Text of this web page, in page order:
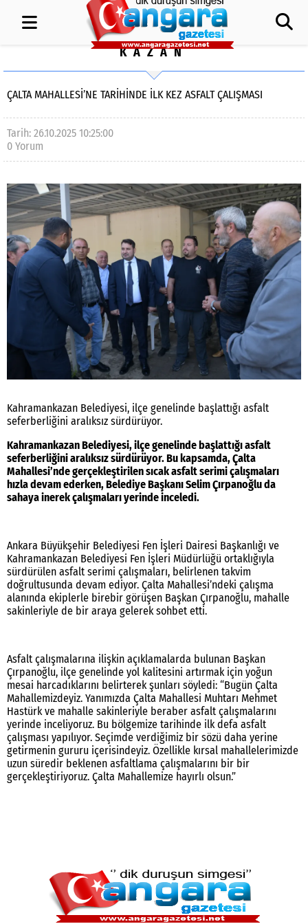
KAZAN
ÇALTA MAHALLESİ’NE TARİHİNDE İLK KEZ ASFALT ÇALIŞMASI
Tarih: 26.10.2025 10:25:00
0 Yorum
Kahramankazan Belediyesi, ilçe genelinde başlattığı asfalt
seferberliğini aralıksız sürdürüyor.
Kahramankazan Belediyesi, ilçe genelinde başlattığı asfalt
seferberliğini aralıksız sürdürüyor. Bu kapsamda, Çalta
Mahallesi’nde gerçekleştirilen sıcak asfalt serimi çalışmaları
hızla devam ederken, Belediye Başkanı Selim Çırpanoğlu da
sahaya inerek çalışmaları yerinde inceledi.
Ankara Büyükşehir Belediyesi Fen İşleri Dairesi Başkanlığı ve
Kahramankazan Belediyesi Fen İşleri Müdürlüğü ortaklığıyla
sürdürülen asfalt serimi çalışmaları, belirlenen takvim
doğrultusunda devam ediyor. Çalta Mahallesi’ndeki çalışma
alanında ekiplerle birebir görüşen Başkan Çırpanoğlu, mahalle
sakinleriyle de bir araya gelerek sohbet etti.
Asfalt çalışmalarına ilişkin açıklamalarda bulunan Başkan
Çırpanoğlu, ilçe genelinde yol kalitesini artırmak için yoğun
mesai harcadıklarını belirterek şunları söyledi: “Bugün Çalta
Mahallemizdeyiz. Yanımızda Çalta Mahallesi Muhtarı Mehmet
Hastürk ve mahalle sakinleriyle beraber asfalt çalışmalarını
yerinde inceliyoruz. Bu bölgemize tarihinde ilk defa asfalt
çalışması yapılıyor. Seçimde verdiğimiz bir sözü daha yerine
getirmenin gururu içerisindeyiz. Özellikle kırsal mahallelerimizde
uzun süredir beklenen asfaltlama çalışmalarını bir bir
gerçekleştiriyoruz. Çalta Mahallemize hayırlı olsun.”